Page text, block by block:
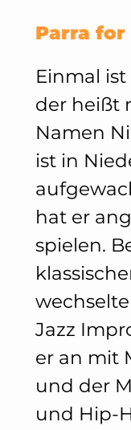
Parra for
Einmal ist
der heißt
Namen
ist in
hat er
spielen.
Jazz
er an mit
und der
und Hip-